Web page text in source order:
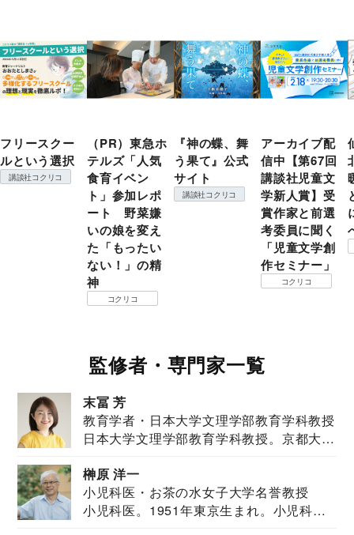
フリースクー
ルという選択
講談社コクリコ
（PR）東急ホ
テルズ「人気
食育イベン
ト」参加レポ
ート 野菜嫌
いの娘を変え
た「もったい
ない！」の精
神
コクリコ
『神の蝶、舞
う果て』公式
サイト
講談社コクリコ
アーカイブ配
信中【第67回
講談社児童文
学新人賞】受
賞作家と前選
考委員に聞く
「児童文学創
作セミナー」
コクリコ
監修者・専門家一覧
末冨 芳
教育学者・日本大学文理学部教育学科教授
日本大学文理学部教育学科教授。京都大学
榊原 洋一
小児科医・お茶の水女子大学名誉教授
小児科医。1951年東京生まれ。小児科